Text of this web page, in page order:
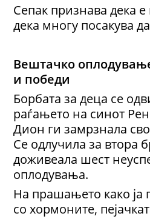
Сепак признава дека
дека многу посакува
Вештачко
и победи
Борбата за деца се
раѓањето на синот
Дион ги замрзнала
Се одлучила за втора
доживеала шест
оплодувања.
На прашањето како ја
со хормоните,